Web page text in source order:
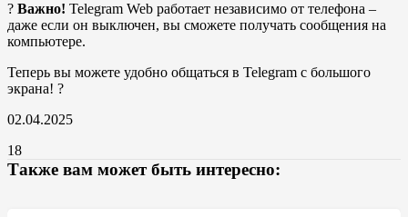
? Важно! Telegram Web работает независимо от телефона –
даже если он выключен, вы сможете получать сообщения на
компьютере.
Теперь вы можете удобно общаться в Telegram с большого
экрана! ?
02.04.2025
18
Также вам может быть интересно: